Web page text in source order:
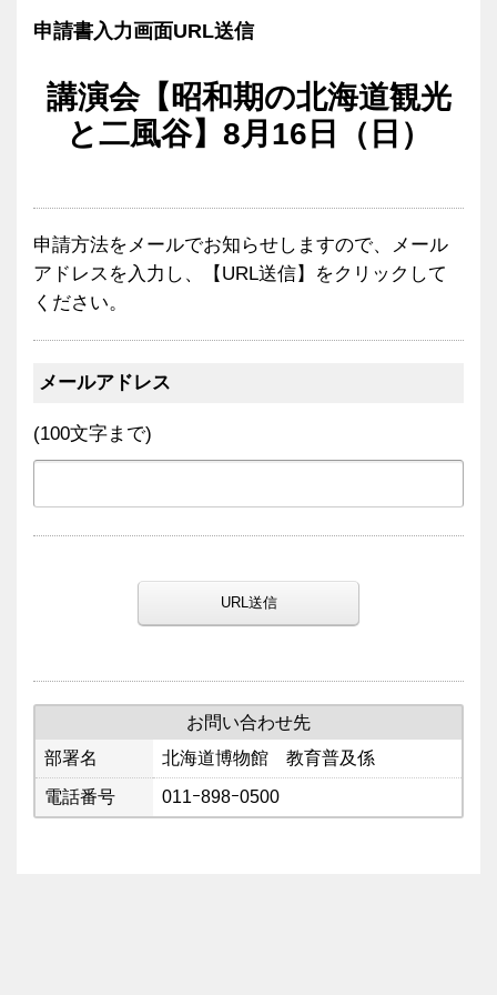
申請書入力画面URL送信
講演会【昭和期の北海道観光
と二風谷】8月16日（日）
申請方法をメールでお知らせしますので、メール
アドレスを入力し、【URL送信】をクリックして
ください。
メールアドレス
(100文字まで)
URL送信
お問い合わせ先
部署名
北海道博物館 教育普及係
電話番号 011ｰ898ｰ0500